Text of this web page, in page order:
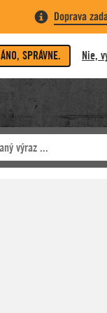
Doprava
ÁNO, SPRÁVNE. Nie,